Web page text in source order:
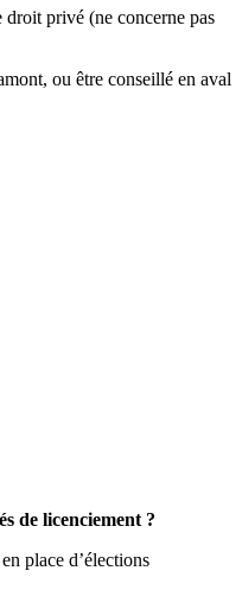
droit privé (ne concerne pas
ou être conseillé en aval
de licenciement ?
place d’élections